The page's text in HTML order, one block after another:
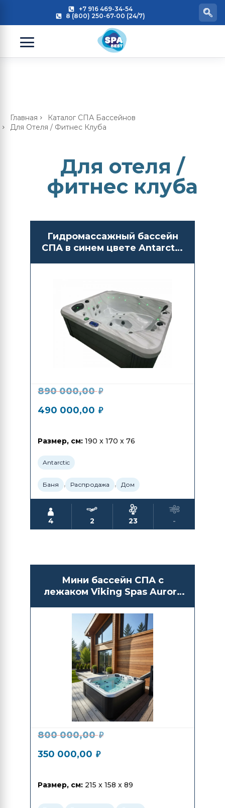
+7 916 469-34-54
8 (800) 250-67-00 (24/7)
Главная
Каталог СПА Бассейнов
Для Отеля / Фитнес Клуба
Для отеля /
фитнес клуба
Гидромассажный бассейн
СПА в синем цвете Antarctic
890 000,00₽
490 000,00 ₽
Размер, см: 190 x 170 x 76
Antarctic
Баня , Распродажа , Дом
4 2 23 -
Мини бассейн СПА с
лежаком Viking Spas Aurora
800 000,00₽
350 000,00 ₽
Размер, см: 215 x 158 x 89